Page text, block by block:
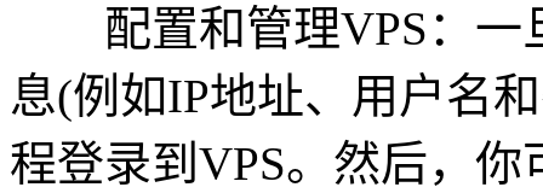
配置和管理VPS：一
息(例如IP地址、用户名
程登录到VPS。然后，